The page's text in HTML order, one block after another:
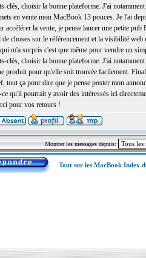
clés, choisir la bonne plateforme. J'ai
en vente mon MacBook 13 pouces. Je l'ai
accélérer la vente, je pense lancer une petite
de choses sur le référencement et la visibilité web
m'a surpris c'est que même pour vendre un
clés, choisir la bonne plateforme. J'ai
produit pour qu'elle soit trouvée facilement.
tout ça pour dire que je pense poster mon
ce qu'il pourrait y avoir des intéressés ici
pour vos retours !
Montrer les messages depuis:
Tout sur les MacBook Index